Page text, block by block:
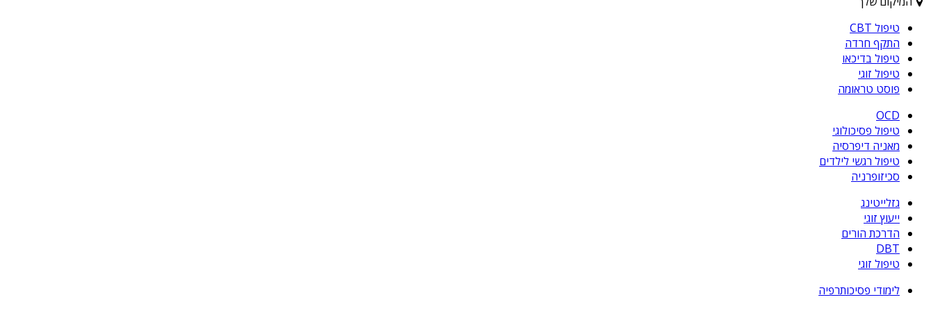
טיפול CBT
התקף חרדה
טיפול בדיכאו
טיפול זוגי
פוסט טראומה
OCD
טיפול פסיכולוגי
מאניה דיפרסיה
טיפול רגשי לילדים
סכיזופרניה
גזלייטינג
ייעוץ זוגי
הדרכת הורים
DBT
טיפול זוגי
לימודי פסיכותרפיה